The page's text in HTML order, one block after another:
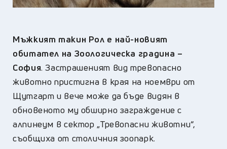
Мъжкият такин Рол е най-новият
обитател на Зоологическа градина –
София. Застрашеният вид тревопасно
животно пристигна в края на ноември от
Щутгарт и вече може да бъде видян в
обновеното му обширно заграждение с
алпинеум в сектор „Тревопасни животни“,
съобщиха от столичния зоопарк.